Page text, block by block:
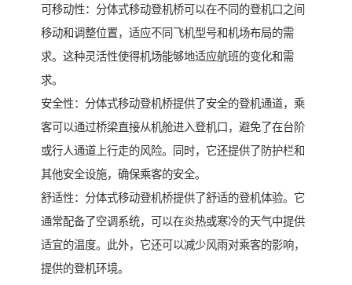
可移动性：分体式移动登机桥可以在不同的登机口之间
移动和调整位置，适应不同飞机型号和机场布局的需
求。这种灵活性使得机场能够地适应航班的变化和需
求。
安全性：分体式移动登机桥提供了安全的登机通道，乘
客可以通过桥梁直接从机舱进入登机口，避免了在台阶
或行人通道上行走的风险。同时，它还提供了防护栏和
其他安全设施，确保乘客的安全。
舒适性：分体式移动登机桥提供了舒适的登机体验。它
通常配备了空调系统，可以在炎热或寒冷的天气中提供
适宜的温度。此外，它还可以减少风雨对乘客的影响，
提供的登机环境。